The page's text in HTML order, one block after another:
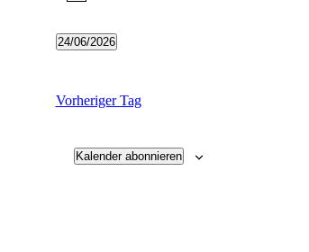
24/06/2026
Vorheriger Tag
Kalender abonnieren